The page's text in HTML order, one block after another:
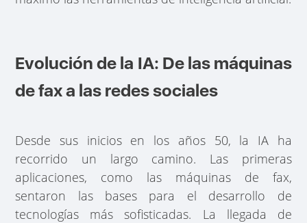
Evolución de la IA: De las máquinas
de fax a las redes sociales
Desde sus inicios en los años 50, la IA ha
recorrido un largo camino. Las primeras
aplicaciones, como las máquinas de fax,
sentaron las bases para el desarrollo de
tecnologías más sofisticadas. La llegada de